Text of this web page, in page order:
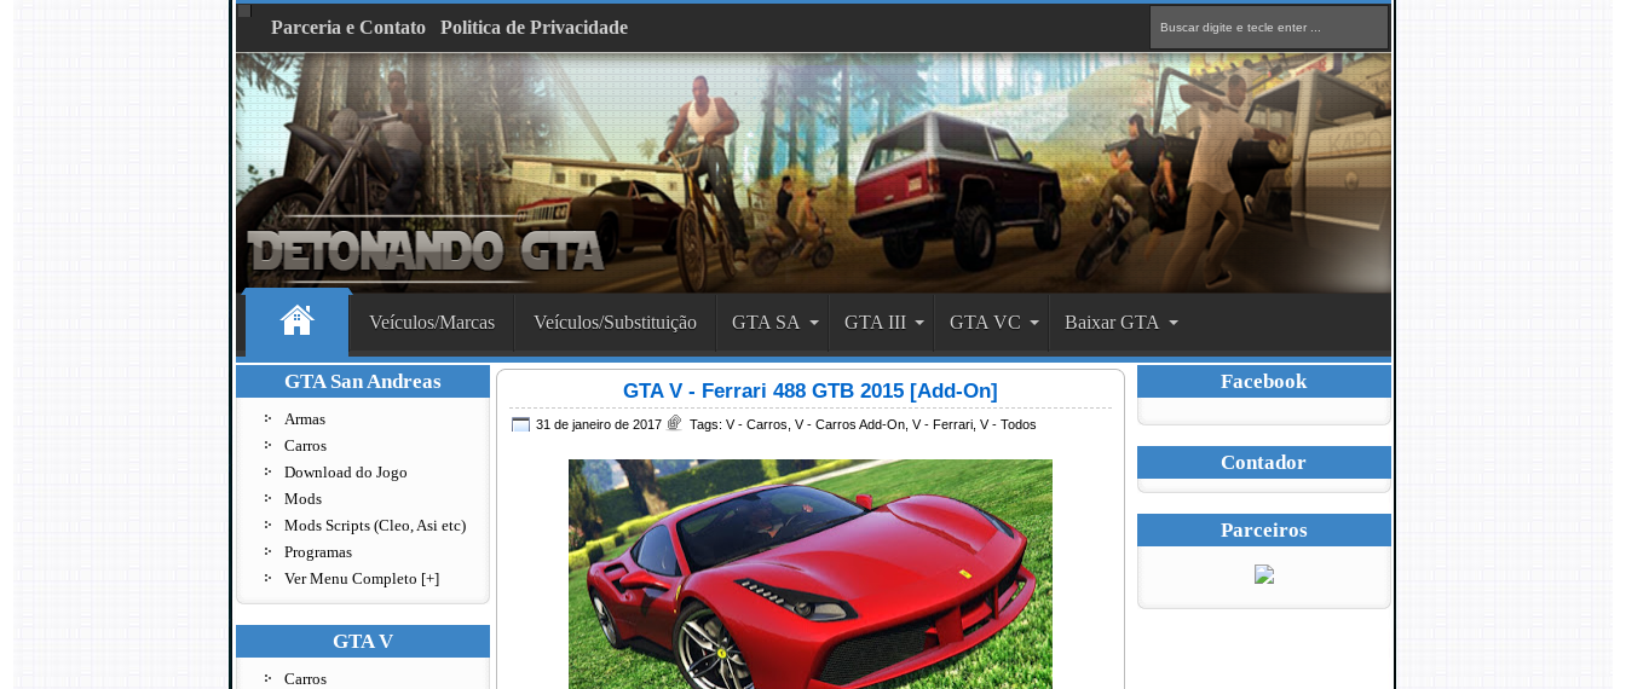
Parceria e Contato Politica de Privacidade
Veículos/Marcas Veículos/Substituição GTA SA GTA III GTA VC Baixar GTA
GTA San Andreas
Armas
Carros
Download do Jogo
Mods
Mods Scripts (Cleo, Asi etc)
Programas
Ver Menu Completo [+]
GTA V
Carros
GTA V - Ferrari 488 GTB 2015 [Add-On]
31 de janeiro de 2017 Tags: V - Carros V - Carros Add-On, V - Ferrari, V - Todos
Facebook
Contador
Parceiros